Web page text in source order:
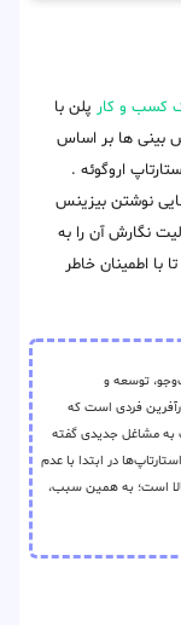
کسب و کار پلن با
بینی ها بر اساس
اروگوئه .
نوشتن بیزینس
نگارش آن را به
با اطمینان خاطر
توسعه و
فردی است که
به مشاغل جدیدی گفته
در ابتدا با عدم
است؛ به همین سبب،